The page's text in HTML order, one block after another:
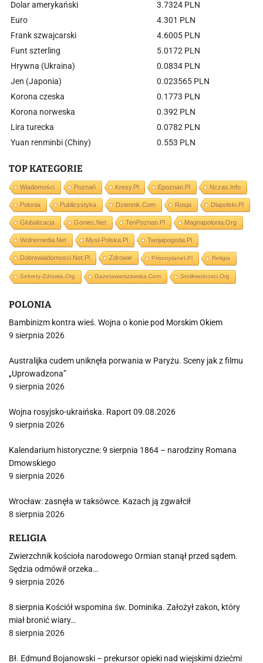
Dolar amerykański
3.7324 PLN
Euro
4.301 PLN
Frank szwajcarski
4.6005 PLN
Funt szterling
5.0172 PLN
Hrywna (Ukraina)
0.0834 PLN
Jen (Japonia)
0.023565 PLN
Korona czeska
0.1773 PLN
Korona norweska
0.392 PLN
Lira turecka
0.0782 PLN
Yuan renminbi (Chiny)
0.553 PLN
TOP KATEGORIE
Wiadomości Poznań Kresy.pl Epoznan.pl Nczas.info
Polonia Publicystyka Dziennik.com Rosja Dlapolski.pl
Globalizacja Goniec.net TenPoznan.pl Magnapolonia.org
Wolnemedia.net Mysl-Polska.pl Twojapogoda.pl
Dobrewiadomosci.net.pl Zdrowie Prisonplanet.pl Religia
Sekrety-Zdrowia.org Gazetawarszawska.com Stolikwolnosci.org
POLONIA
Bambinizm kontra wieś. Wojna o konie pod Morskim Okiem
9 sierpnia 2026
Australijka cudem uniknęła porwania w Paryżu. Sceny jak z filmu
„Uprowadzona”
9 sierpnia 2026
Wojna rosyjsko-ukraińska. Raport 09.08.2026
9 sierpnia 2026
Kalendarium historyczne: 9 sierpnia 1864 – narodziny Romana
Dmowskiego
9 sierpnia 2026
Wrocław: zasnęła w taksówce. Kazach ją zgwałcił
8 sierpnia 2026
RELIGIA
Zwierzchnik kościoła narodowego Ormian stanął przed sądem.
Sędzia odmówił orzeka…
9 sierpnia 2026
8 sierpnia Kościół wspomina św. Dominika. Założył zakon, który
miał bronić wiary…
8 sierpnia 2026
Bł. Edmund Bojanowski – prekursor opieki nad wiejskimi dziećmi